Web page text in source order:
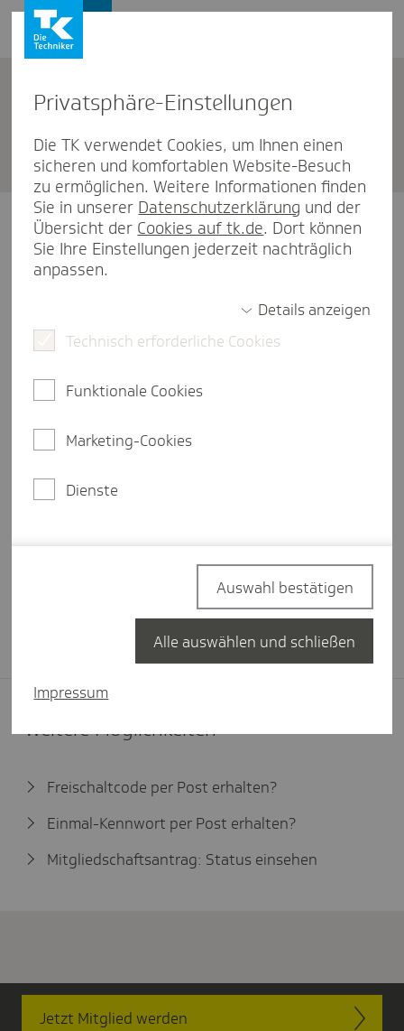
TK-App-Gerä­te­ver­wal­tung
Login mit Passwort
Passwort
Wo finde ich meine Zugangsdaten?
Weitere Möglichkeiten
Freischaltcode per Post erhalten?
Einmal-Kennwort per Post erhalten?
Mitgliedschaftsantrag: Status einsehen
Jetzt Mitglied werden
Privat­sphäre-Einstel­lungen
Die TK verwendet Cookies, um Ihnen einen
sicheren und komfortablen Website-Besuch
zu ermöglichen. Weitere Informationen finden
Sie in unserer Datenschutzerklärung und der
Übersicht der Cookies auf tk.de. Dort können
Sie Ihre Einstellungen jederzeit nachträglich
anpassen.
Details anzeigen
Technisch erforderliche Cookies
Funktionale Cookies
Marketing-Cookies
Dienste
Impressum
Auswahl bestätigen
Alle auswählen und schließen